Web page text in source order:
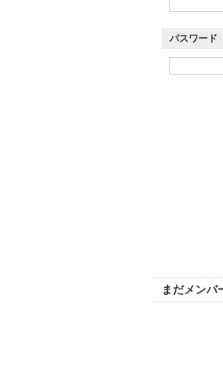
パスワード
まだメンバ